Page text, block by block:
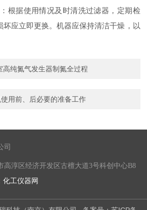
据使用情况及时清洗过滤器，定期检
坏应立即更换。机器应保持清洁干燥，以
高纯氮气发生器制氮全过程
用前、后必要的准备工作
司
高淳区经济开发区古檀大道3号科创中心B8
化工仪器网